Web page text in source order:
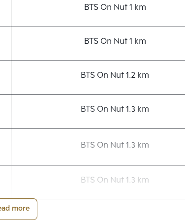
BTS On Nut 1 km
BTS On Nut 1 km
BTS On Nut 1.2 km
BTS On Nut 1.3 km
BTS On Nut 1.3 km
BTS On Nut 1.3 km
more